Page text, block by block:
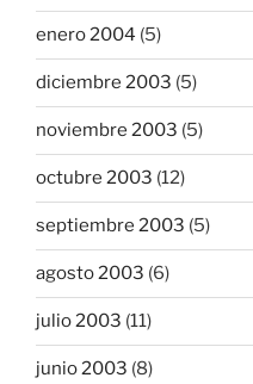
enero 2004 (5)
diciembre 2003 (5)
noviembre 2003 (5)
octubre 2003 (12)
septiembre 2003 (5)
agosto 2003 (6)
julio 2003 (11)
junio 2003 (8)